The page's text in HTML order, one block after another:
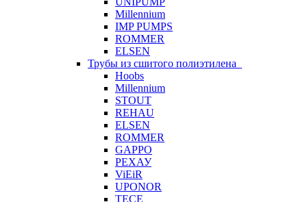
Millennium
IMP PUMPS
ROMMER
ELSEN
Трубы из сшитого полиэтилена
Hoobs
Millennium
STOUT
REHAU
ELSEN
ROMMER
GAPPO
РЕХАУ
ViEiR
UPONOR
TECE